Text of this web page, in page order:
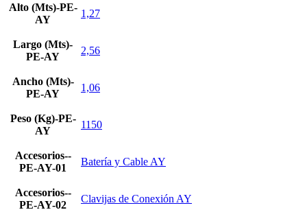
Alto (Mts)-PE-
AY
1,27
Largo (Mts)-
PE-AY
2,56
Ancho (Mts)-
PE-AY
1,06
Peso (Kg)-PE-
AY
1150
Accesorios--
PE-AY-01
Batería y Cable AY
Accesorios--
PE-AY-02
Clavijas de Conexión AY